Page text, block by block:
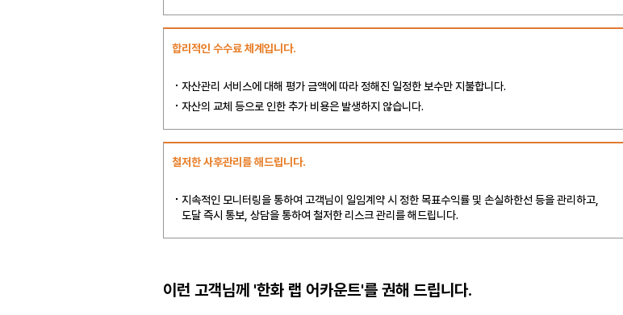
합리적인 수수료 체계입니다.
자산관리 서비스에 대해 평가 금액에 따라 정해진 일정한 보수만 지불합니다.
자산의 교체 등으로 인한 추가 비용은 발생하지 않습니다.
철저한 사후관리를 해드립니다.
지속적인 모니터링을 통하여 고객님이 일임계약 시 정한 목표수익률 및 손실하한선 등을 관리하고,
도달 즉시 통보, 상담을 통하여 철저한 리스크 관리를 해드립니다.
이런 고객님께 '한화 랩 어카운트'를 권해 드립니다.